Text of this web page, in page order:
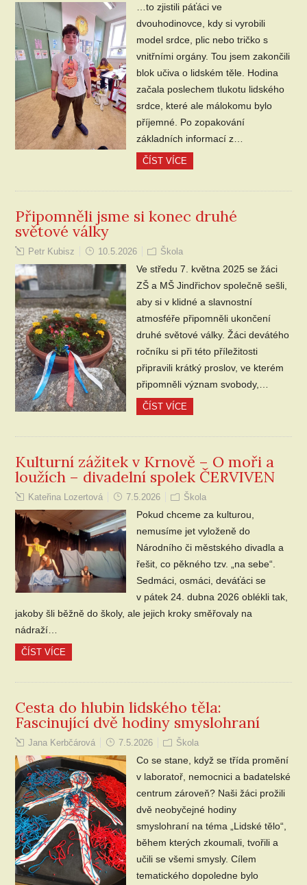
…to zjistili páťáci ve
dvouhodinovce, kdy si vyrobili
model srdce, plic nebo tričko s
vnitřními orgány. Tou jsem zakončili
blok učiva o lidském těle. Hodina
začala poslechem tlukotu lidského
srdce, které ale málokomu bylo
příjemné. Po zopakování
základních informací z…
ČÍST VÍCE
Připomněli jsme si konec druhé
světové války
Petr Kubisz 10.5.2026 Škola
Ve středu 7. května 2025 se žáci
ZŠ a MŠ Jindřichov společně sešli,
aby si v klidné a slavnostní
atmosféře připomněli ukončení
druhé světové války. Žáci devátého
ročníku si při této příležitosti
připravili krátký proslov, ve kterém
připomněli význam svobody,…
ČÍST VÍCE
Kulturní zážitek v Krnově – O moři a
loužích – divadelní spolek ČERVIVEN
Kateřina Lozertová 7.5.2026 Škola
Pokud chceme za kulturou,
nemusíme jet vyloženě do
Národního či městského divadla a
řešit, co pěkného tzv. „na sebe“.
Sedmáci, osmáci, deváťáci se
v pátek 24. dubna 2026 oblékli tak,
jakoby šli běžně do školy, ale jejich kroky směřovaly na
nádraží…
ČÍST VÍCE
Cesta do hlubin lidského těla:
Fascinující dvě hodiny smyslohraní
Jana Kerbčárová 7.5.2026 Škola
Co se stane, když se třída promění
v laboratoř, nemocnici a badatelské
centrum zároveň? Naši žáci prožili
dvě neobyčejné hodiny
smyslohraní na téma „Lidské tělo“,
během kterých zkoumali, tvořili a
učili se všemi smysly. Cílem
tematického dopoledne bylo